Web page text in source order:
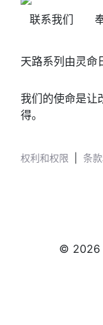
联系我们
天路系列由灵命
我们的使命是让
得。
权利和权限 条
© 2026